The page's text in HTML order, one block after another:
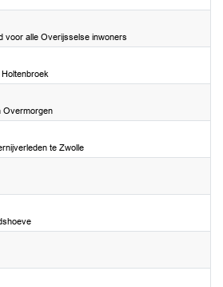
voor alle Overijsselse inwoners
Overmorgen
te Zwolle